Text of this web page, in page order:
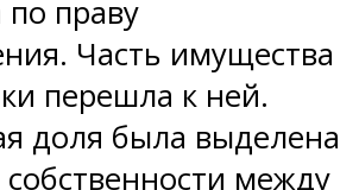
по праву
Часть имущества
перешла к ней.
доля была выделена
между